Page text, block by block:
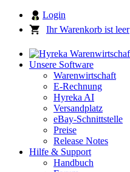
Login
Ihr Warenkorb ist leer
Unsere Software
Warenwirtschaft
E-Rechnung
Hyreka AI
Versandplatz
eBay-Schnittstelle
Preise
Release Notes
Hilfe & Support
Handbuch